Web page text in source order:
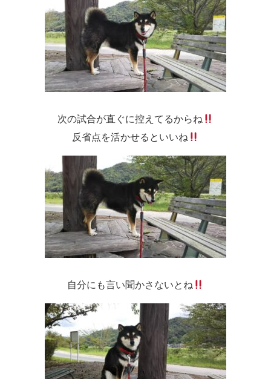
次の試合が直ぐに控えてるからね
反省点を活かせるといいね
自分にも言い聞かさないとね